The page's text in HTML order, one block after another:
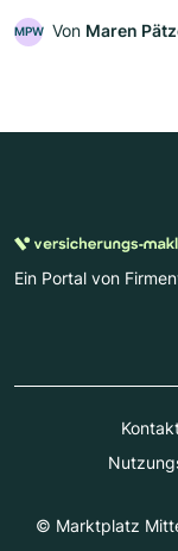
MPW Von Maren
Ein Portal von
© Marktplatz